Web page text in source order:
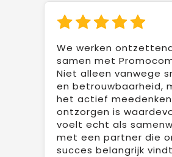
We werken
samen met
Niet alleen vanwege
en betrouwbaarheid,
het actief
ontzorgen is
voelt echt als
met een partner die
succes belangrijk